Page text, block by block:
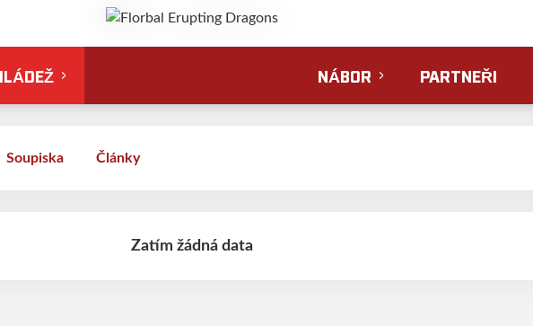
NÁBOR PARTNEŘI
Soupiska Články
Zatím žádná data